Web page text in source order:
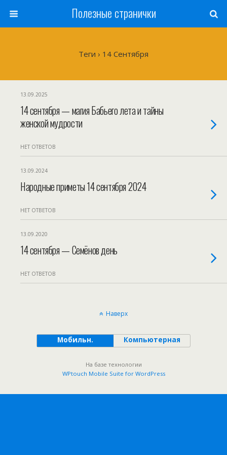
Полезные странички
Теги › 14 Сентября
13.09.2025
14 сентября — магия Бабьего лета и тайны
женской мудрости
НЕТ ОТВЕТОВ
13.09.2024
Народные приметы 14 сентября 2024
НЕТ ОТВЕТОВ
13.09.2020
14 сентября — Семёнов день
НЕТ ОТВЕТОВ
Наверх
Мобильн. Компьютерная
На базе технологии
WPtouch Mobile Suite for WordPress